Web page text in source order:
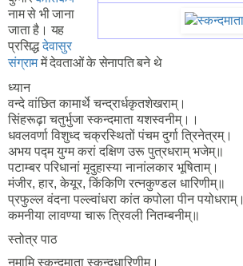
नाम से भी जाना
जाता है। यह
प्रसिद्ध देवासुर
संग्राम में देवताओं के सेनापति बने थे
ध्यान
वन्दे वांछित कामार्थे चन्द्रार्धकृतशेखराम्।
सिंहरूढ़ा चतुर्भुजा स्कन्दमाता यशस्वनीम्।।
धवलवर्णा विशुध्द चक्रस्थितों पंचम दुर्गा त्रिनेत्रम्।
अभय पद्म युग्म करां दक्षिण उरू पुत्रधराम् भजेम्॥
पटाम्बर परिधानां मृदुहास्या नानांलकार भूषिताम्।
मंजीर, हार, केयूर, किंकिणि रत्नकुण्डल धारिणीम्॥
प्रफुल्ल वंदना पल्ल्वांधरा कांत कपोला पीन पयोधराम्।
कमनीया लावण्या चारू त्रिवली नितम्बनीम्॥
स्तोत्र पाठ
नमामि स्कन्दमाता स्कन्दधारिणीम्।